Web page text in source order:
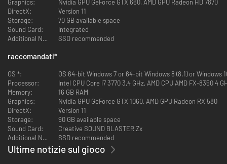
la Volpe Rossa, ha capito le debolezze di Venceslao e, fingendo buone
intenzioni, si è recato in Boemia per rapire il suo fratellastro. Con la
corona vacante, Sigismondo è ora libero di saccheggiare la Boemia e
impadronirsi delle sue ricchezze.
vita tranquilla è stata distrutta da un’incursione di mercenari ordinata da
fato beffardo ha fatto di te l’unico superstite di questo massacro.
Senza una casa, una famiglia o un futuro, finisci al servizio di Radzig
Kobyla, un signore feudale che si sta opponendo all’invasione. Finisci così
all’interno di una sanguinosa guerra civile, dove lotterai per il futuro della
Boemia.
Caratteristiche:
Graphics:
Nvidia GPU GeForce GTX 660, AMD GPU Radeon HD 7870
DirectX:
Version 11
Storage:
70 GB available space
Sound Card:
Integrated
Additional Notes:
SSD recommended
raccomandati*
OS *:
OS 64-bit Windows 7 or 64-bit Windows 8 (8.1) or Windows
Processor:
Intel CPU Core i7 3770 3,4 GHz, AMD CPU AMD FX-8350 4
Memory:
16 GB RAM
Graphics:
Nvidia GPU GeForce GTX 1060, AMD GPU Radeon RX 580
DirectX:
Version 11
Storage:
90 GB available space
Sound Card:
Creative SOUND BLASTER Zx
Additional Notes:
SSD recommended
Ultime notizie sul gioco